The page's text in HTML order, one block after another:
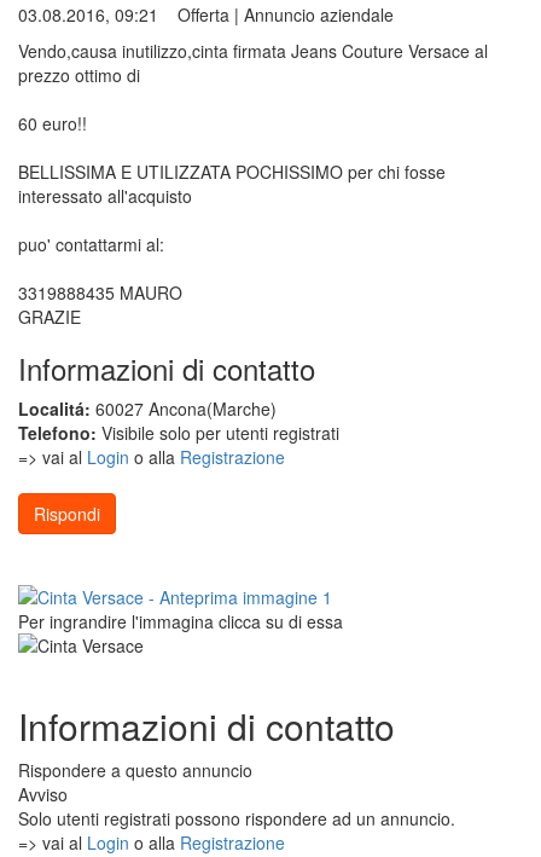
03.08.2016, 09:21 Offerta | Annuncio aziendale
Vendo,causa inutilizzo,cinta firmata Jeans Couture Versace al
prezzo ottimo di
60 euro!!
BELLISSIMA E UTILIZZATA POCHISSIMO per chi fosse
interessato all'acquisto
puo' contattarmi al:
3319888435 MAURO
GRAZIE
Informazioni di contatto
Localitá: 60027 Ancona(Marche)
Telefono: Visibile solo per utenti registrati
=> vai al Login o alla Registrazione
Rispondi
Per ingrandire l'immagina clicca su di essa
Informazioni di contatto
Rispondere a questo annuncio
Avviso
Solo utenti registrati possono rispondere ad un annuncio.
=> vai al Login o alla Registrazione